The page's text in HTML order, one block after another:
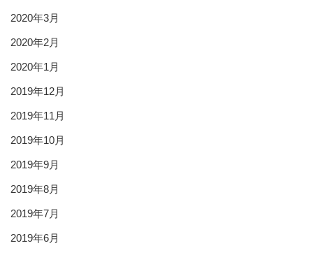
2020年3月
2020年2月
2020年1月
2019年12月
2019年11月
2019年10月
2019年9月
2019年8月
2019年7月
2019年6月